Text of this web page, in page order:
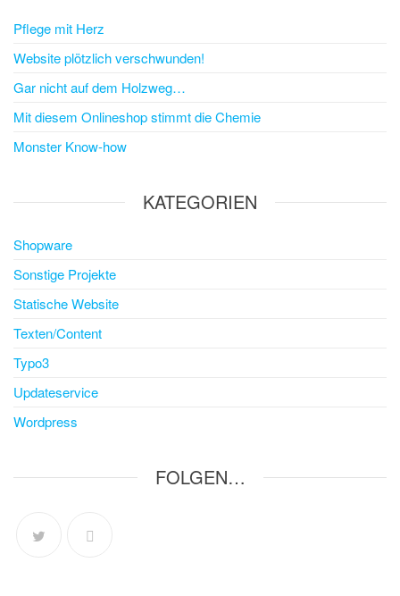
Pflege mit Herz
Website plötzlich verschwunden!
Gar nicht auf dem Holzweg…
Mit diesem Onlineshop stimmt die Chemie
Monster Know-how
KATEGORIEN
Shopware
Sonstige Projekte
Statische Website
Texten/Content
Typo3
Updateservice
Wordpress
FOLGEN…